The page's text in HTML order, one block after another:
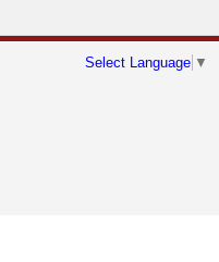
Select Language ▼